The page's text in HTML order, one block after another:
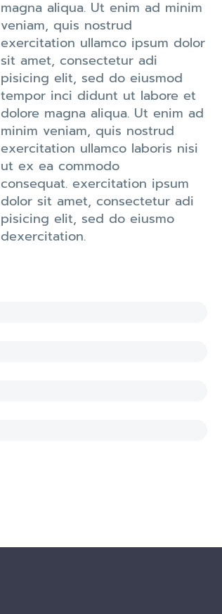
magna aliqua. Ut enim ad minim
veniam, quis nostrud
exercitation ullamco ipsum dolor
sit amet, consectetur adi
pisicing elit, sed do eiusmod
tempor inci didunt ut labore et
dolore magna aliqua. Ut enim ad
minim veniam, quis nostrud
exercitation ullamco laboris nisi
ut ex ea commodo
consequat. exercitation ipsum
dolor sit amet, consectetur adi
pisicing elit, sed do eiusmo
dexercitation.